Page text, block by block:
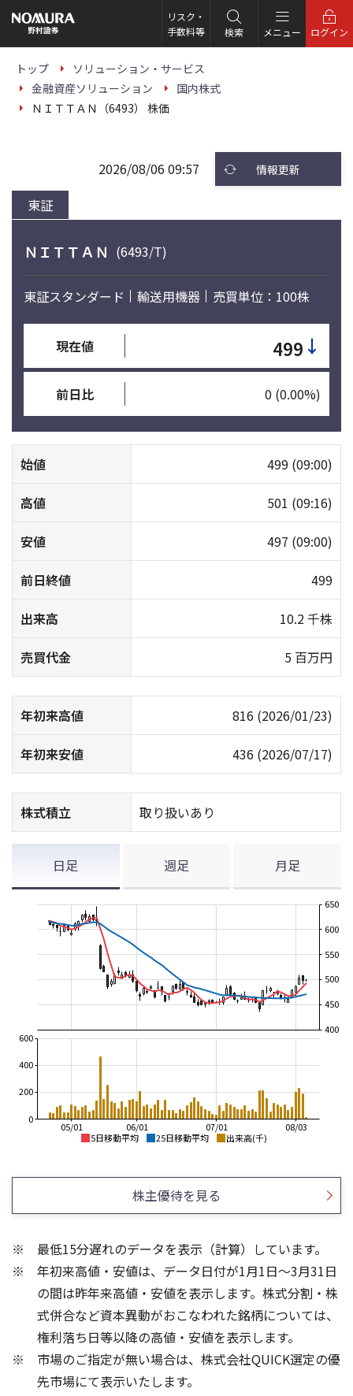
の
ー
リスク・
手数料等
検索 メニュー ログイン
トップ
ソリューション・サービス
金融資産ソリューション
国内株式
ＮＩＴＴＡＮ（6493） 株価
東証
2026/08/06 09:57 情報更新
ＮＩＴＴＡＮ (6493/T)
東証スタンダード 輸送用機器 売買単位：100株
現在値 499 ↓
前日比 0 (0.00%)
始値 499 (09:00)
高値 501 (09:16)
安値 497 (09:00)
前日終値 499
出来高 10.2 千株
売買代金 5 百万円
年初来高値 816 (2026/01/23)
年初来安値 436 (2026/07/17)
株式積立 取り扱いあり
日足 週足 月足
5日移動平均 25日移動平均 出来高(千)
08/03
07/01
06/01
05/01
400
450
500
550
600
650
0
200
400
600
25/12
25/10
25/08
25/06
25/04
200
300
600
700
800
24/01
23/01
22/01
21/01
100
200
600
700
800
200
株主優待を見る
最低15分遅れのデータを表示（計算）しています。
年初来高値・安値は、データ日付が1月1日～3月31日
の間は昨年来高値・安値を表示します。株式分割・株
式併合など資本異動がおこなわれた銘柄については、
権利落ち日等以降の高値・安値を表示します。
市場のご指定が無い場合は、株式会社QUICK選定の優
先市場にて表示いたします。